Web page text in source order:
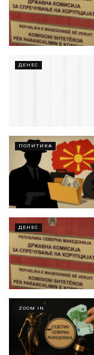
ДЕНЕС
ПОЛИТИКА
ДЕНЕС
ZOOM IN